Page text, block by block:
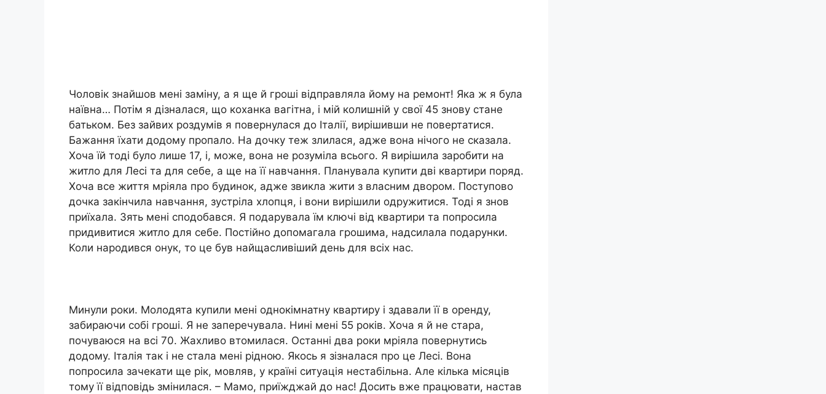
Чоловік знайшов мені заміну, а я ще й гроші відправляла йому на ремонт! Яка ж я була
наївна… Потім я дізналася, що коханка вагітна, і мій колишній у свої 45 знову стане
батьком. Без зайвих роздумів я повернулася до Італії, вирішивши не повертатися.
Бажання їхати додому пропало. На дочку теж злилася, адже вона нічого не сказала.
Хоча їй тоді було лише 17, і, може, вона не розуміла всього. Я вирішила заробити на
житло для Лесі та для себе, а ще на її навчання. Планувала купити дві квартири поряд.
Хоча все життя мріяла про будинок, адже звикла жити з власним двором. Поступово
дочка закінчила навчання, зустріла хлопця, і вони вирішили одружитися. Тоді я знов
приїхала. Зять мені сподобався. Я подарувала їм ключі від квартири та попросила
придивитися житло для себе. Постійно допомагала грошима, надсилала подарунки.
Коли народився онук, то це був найщасливіший день для всіх нас.
Минули роки. Молодята купили мені однокімнатну квартиру і здавали її в оренду,
забираючи собі гроші. Я не заперечувала. Нині мені 55 років. Хоча я й не стара,
почуваюся на всі 70. Жахливо втомилася. Останні два роки мріяла повернутись
додому. Італія так і не стала мені рідною. Якось я зізналася про це Лесі. Вона
попросила зачекати ще рік, мовляв, у країні ситуація нестабільна. Але кілька місяців
тому її відповідь змінилася. – Мамо, приїжджай до нас! Досить вже працювати, настав